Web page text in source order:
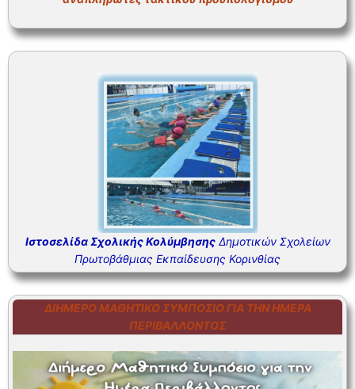
ΣΥΧΝΕΣ ΕΡΩΤΗΣΕΙΣ – ΤΜΗΜΑ ΠΡΟΣΩΠΙΚΟΥ
Ιστοσελίδα Σχολικής ΚολύμβησηςΔημοτικών Σχολείων
Πρωτοβάθμιας Εκπαίδευσης Κορινθίας
ΔΙΉΜΕΡΟ ΜΑΘΗΤΙΚΌ ΣΥΜΠΌΣΙΟ ΓΙΑ ΤΗΝ ΗΜΈΡΑ
ΠΕΡΙΒΆΛΛΟΝΤΟΣ